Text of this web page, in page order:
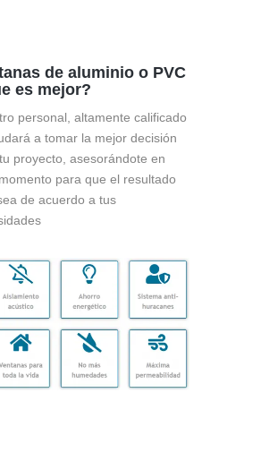
de aluminio o PVC
es mejor?
personal, altamente calificado
a tomar la mejor decisión
proyecto, asesorándote en
para que el resultado
de acuerdo a tus